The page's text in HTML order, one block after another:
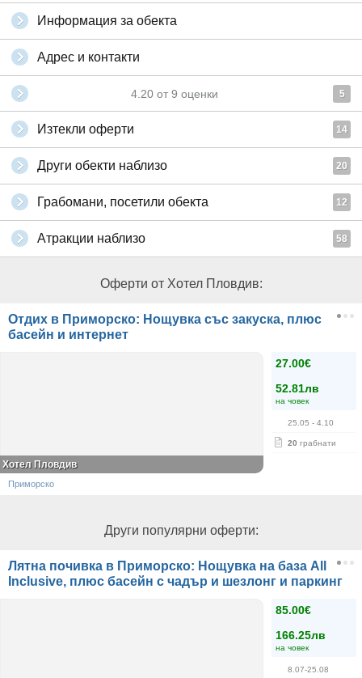
Информация за обекта
Адрес и контакти
4.20 от 9 оценки 5
Изтекли оферти 14
Други обекти наблизо 20
Грабомани, посетили обекта 12
Атракции наблизо 58
Оферти от Хотел Пловдив:
Отдих в Приморско: Нощувка със закуска, плюс
басейн и интернет
27.00€
52.81лв
на човек
25.05 - 4.10
20 грабнати
Хотел Пловдив
Приморско
Други популярни оферти:
Лятна почивка в Приморско: Нощувка на база All
Inclusive, плюс басейн с чадър и шезлонг и паркинг
85.00€
166.25лв
на човек
8.07-25.08